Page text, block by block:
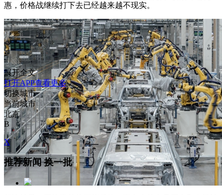
惠，价格战继续打下去已经越来越不现实。
展开全文
打开APP查看更多
切换城市
当前城市
北京
B
X
推荐新闻换一批